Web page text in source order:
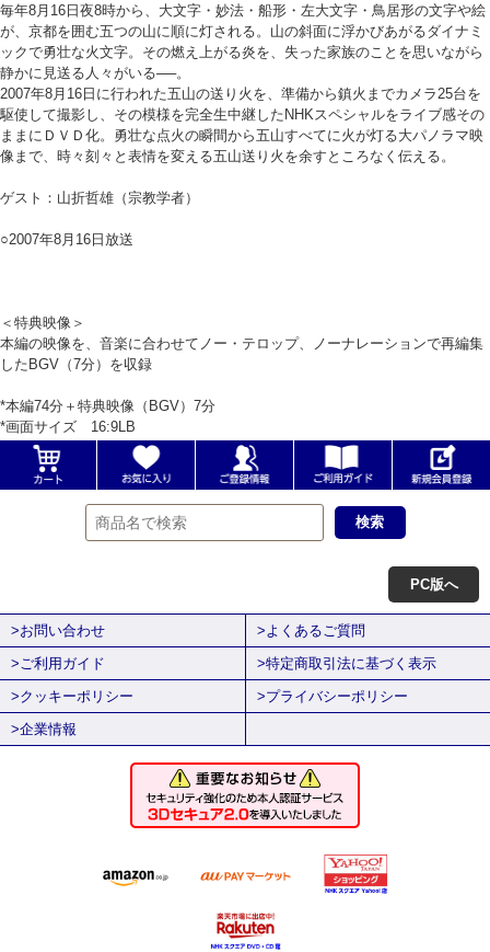
毎年8月16日夜8時から、大文字・妙法・船形・左大文字・鳥居形の文字や絵
が、京都を囲む五つの山に順に灯される。山の斜面に浮かびあがるダイナミ
ックで勇壮な火文字。その燃え上がる炎を、失った家族のことを思いながら
静かに見送る人々がいる──。
2007年8月16日に行われた五山の送り火を、準備から鎮火までカメラ25台を
駆使して撮影し、その模様を完全生中継したNHKスペシャルをライブ感その
ままにＤＶＤ化。勇壮な点火の瞬間から五山すべてに火が灯る大パノラマ映
像まで、時々刻々と表情を変える五山送り火を余すところなく伝える。
ゲスト：山折哲雄（宗教学者）
○2007年8月16日放送
＜特典映像＞
本編の映像を、音楽に合わせてノー・テロップ、ノーナレーションで再編集
したBGV（7分）を収録
*本編74分＋特典映像（BGV）7分
*画面サイズ 16:9LB
PC版へ
>お問い合わせ
>よくあるご質問
>ご利用ガイド
>特定商取引法に基づく表示
>クッキーポリシー
>プライバシーポリシー
>企業情報